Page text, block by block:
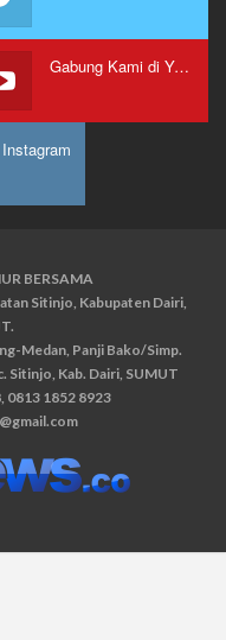
Gabung Kami di Youtube
BERSAMA
Sitinjo, Kabupaten Dairi,
Medan, Panji Bako/Simp.
Sitinjo, Kab. Dairi, SUMUT
0813 1852 8923